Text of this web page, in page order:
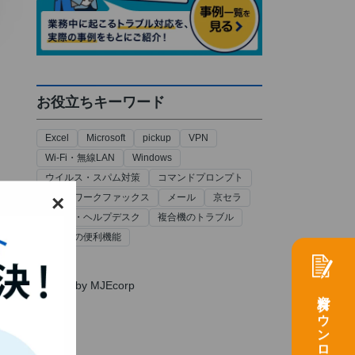
お役立ちキーワード
Excel Microsoft pickup
VPN
Wi-Fi・無線LAN
Windows
ウイルス・スパム対策
コマンドプロンプト
ネットワークファックス
メール
京セラ
情シス・ヘルプデスク
複合機のトラブル
複合機の便利機能
Tweets by MJEcorp
資料ダウンロード
×